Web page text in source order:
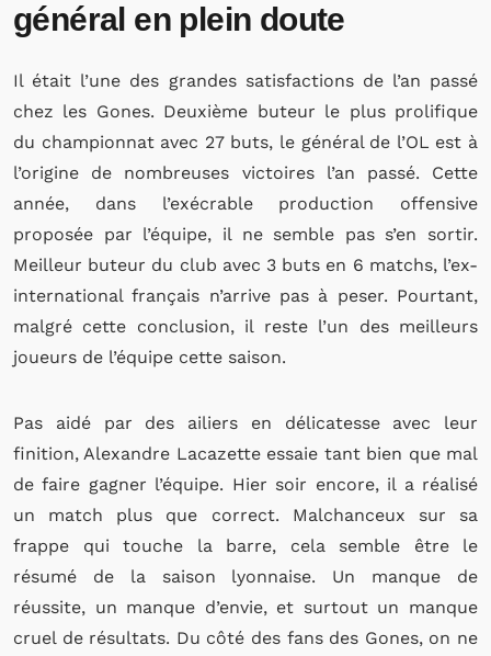
général en plein doute
Il était l’une des grandes satisfactions de l’an passé
chez les Gones. Deuxième buteur le plus prolifique
du championnat avec 27 buts, le général de l’OL est à
l’origine de nombreuses victoires l’an passé. Cette
année, dans l’exécrable production offensive
proposée par l’équipe, il ne semble pas s’en sortir.
Meilleur buteur du club avec 3 buts en 6 matchs, l’ex-
international français n’arrive pas à peser. Pourtant,
malgré cette conclusion, il reste l’un des meilleurs
joueurs de l’équipe cette saison.
Pas aidé par des ailiers en délicatesse avec leur
finition, Alexandre Lacazette essaie tant bien que mal
de faire gagner l’équipe. Hier soir encore, il a réalisé
un match plus que correct. Malchanceux sur sa
frappe qui touche la barre, cela semble être le
résumé de la saison lyonnaise. Un manque de
réussite, un manque d’envie, et surtout un manque
cruel de résultats. Du côté des fans des Gones, on ne